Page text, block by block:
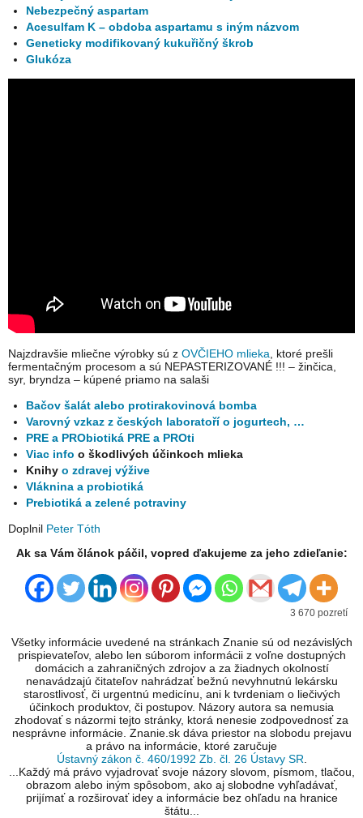
Nebezpečný aspartam
Acesulfam K – obdoba aspartamu s iným názvom
Geneticky modifikovaný kukuřičný škrob
Glukóza
Najzdravšie mliečne výrobky sú z OVČIEHO mlieka , ktoré prešli
fermentačným procesom a sú NEPASTERIZOVANÉ !!! – žinčica,
syr, bryndza – kúpené priamo na salaši
Bačov šalát alebo protirakovinová bomba
Varovný vzkaz z českých laboratoří o jogurtech, …
PRE a PRObiotiká PRE a PROti
Viac info o škodlivých účinkoch mlieka
Knihyo zdravej výžive
Vláknina a probiotiká
Prebiotiká a zelené potraviny
Doplnil Peter Tóth
Ak sa Vám článok páčil, vopred ďakujeme za jeho zdieľanie:
3 670 pozretí
Všetky informácie uvedené na stránkach Znanie sú od nezávislých
prispievateľov, alebo len súborom informácii z voľne dostupných
domácich a zahraničných zdrojov a za žiadnych okolností
nenavádzajú čitateľov nahrádzať bežnú nevyhnutnú lekársku
starostlivosť, či urgentnú medicínu, ani k tvrdeniam o liečivých
účinkoch produktov, či postupov. Názory autora sa nemusia
zhodovať s názormi tejto stránky, ktorá nenesie zodpovednosť za
nesprávne informácie. Znanie.sk dáva priestor na slobodu prejavu
a právo na informácie, ktoré zaručuje
Ústavný zákon č. 460/1992 Zb. čl. 26 Ústavy SR
...Každý má právo vyjadrovať svoje názory slovom, písmom, tlačou,
obrazom alebo iným spôsobom, ako aj slobodne vyhľadávať,
prijímať a rozširovať idey a informácie bez ohľadu na hranice
štátu...